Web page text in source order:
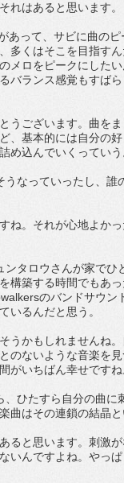
れはあると思います。
あって、サビに曲のピ
多くはそこを目指す
メロをピークにした
バランス感覚もすば
うございます。曲を
、基本的には自分の
め込んでいくっていう
うなっていったし、誰
ね。それが心地よか
ンタロウさんが家でひ
構築する時間でもあっ
のバンドサウン
いるんだと思う。
うかもしれませんね
のないような音楽を
がいちばん幸せですね
、ひたすら自分の曲に
曲はその連鎖の結晶と
ると思います。刺激
いんですよね。やっ